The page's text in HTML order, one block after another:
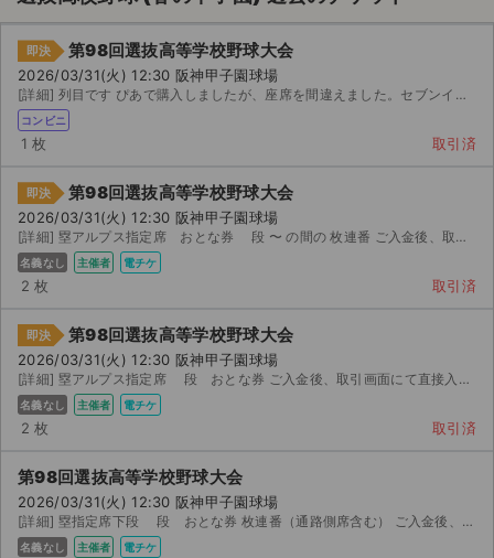
ご利用ガイド
手数料・お支払い方法
AIに質問する
よくある質問
お知らせ
即決 第98回選抜高等学校野球大会
2026/03/31(火) 12:30 阪神甲子園球場
[詳細] 列目です ぴあで購入しましたが、座席を間違えました。セブンイレブンで発券をお願いします。
コンビニ
1 枚 取引済
即決 第98回選抜高等学校野球大会
2026/03/31(火) 12:30 阪神甲子園球場
[詳細] 塁アルプス指定席 おとな券 段 〜 の間の 枚連番 ご入金後、取引画面にて直接入場...
名義なし 主催者 電チケ
2 枚 取引済
即決 第98回選抜高等学校野球大会
2026/03/31(火) 12:30 阪神甲子園球場
[詳細] 塁アルプス指定席 段 おとな券 ご入金後、取引画面にて直接入場 コード画像を送ります。...
名義なし 主催者 電チケ
2 枚 取引済
第98回選抜高等学校野球大会
2026/03/31(火) 12:30 阪神甲子園球場
[詳細] 塁指定席下段 段 おとな券 枚連番（通路側席含む） ご入金後、取引画面にて直接入場 コー...
名義なし 主催者 電チケ